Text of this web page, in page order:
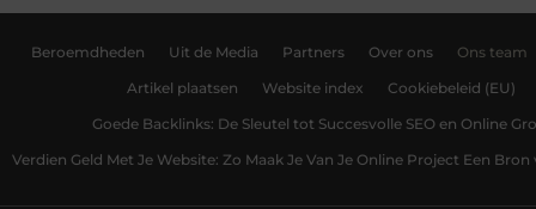
Beroemdheden Uit de Media Partners Over ons Ons team
Artikel plaatsen Website index Cookiebeleid (EU)
Goede Backlinks: De Sleutel tot Succesvolle SEO en Online
Verdien Geld Met Je Website: Zo Maak Je Van Je Online Project Een